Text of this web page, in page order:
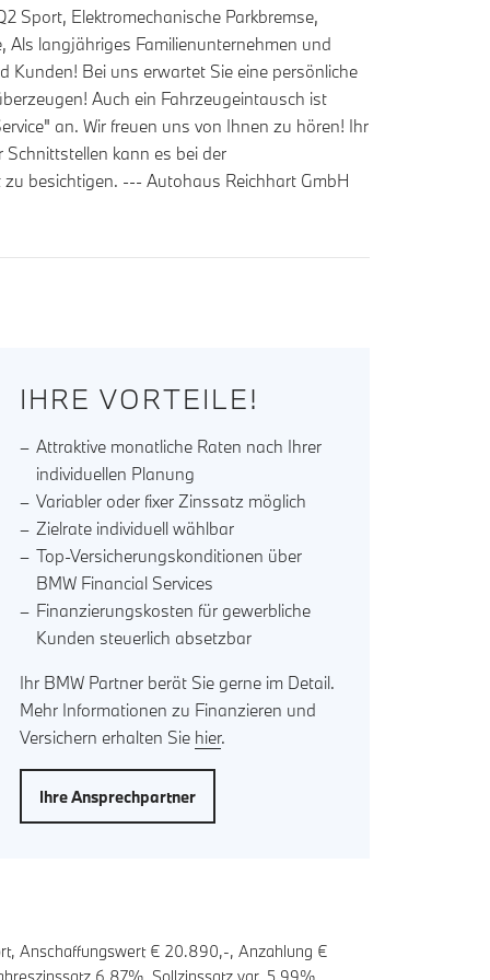
Sport, Elektromechanische Parkbremse,
Als langjähriges Familienunternehmen und
Kunden! Bei uns erwartet Sie eine persönliche
Auch ein Fahrzeugeintausch ist
an. Wir freuen uns von Ihnen zu hören! Ihr
kann es bei der
besichtigen. --- Autohaus Reichhart GmbH
Anschaffungswert € 20.890,-, Anzahlung €
IHRE VORTEILE!
Attraktive monatliche Raten nach Ihrer
individuellen Planung
Variabler oder fixer Zinssatz möglich
Zielrate individuell wählbar
Top-Versicherungskonditionen über
BMW Financial Services
Finanzierungskosten für gewerbliche
Kunden steuerlich absetzbar
Ihr BMW Partner berät Sie gerne im Detail.
Mehr Informationen zu Finanzieren und
Versichern erhalten Sie hier.
Ihre Ansprechpartner